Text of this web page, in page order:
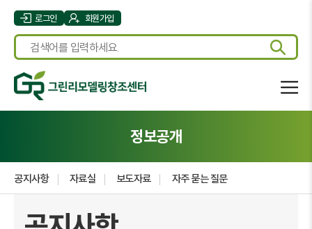
로그인 회원가입
정보공개
공지사항 자료실 보도자료 자주 묻는 질문